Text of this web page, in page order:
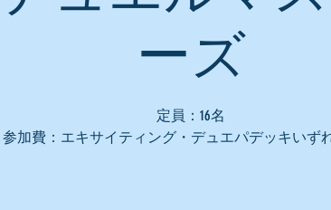
ーズ
定員：16名
参加費：エキサイティング・デュエパデッキいず